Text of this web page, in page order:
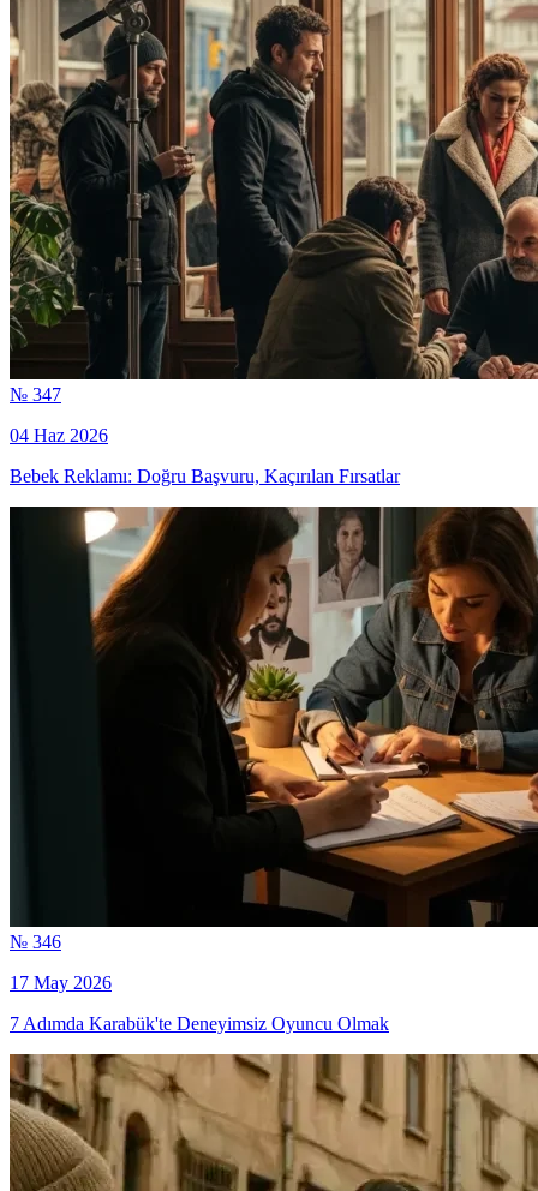
№ 347
04 Haz 2026
Bebek Reklamı: Doğru Başvuru, Kaçırılan Fırsatlar
№ 346
17 May 2026
7 Adımda Karabük'te Deneyimsiz Oyuncu Olmak